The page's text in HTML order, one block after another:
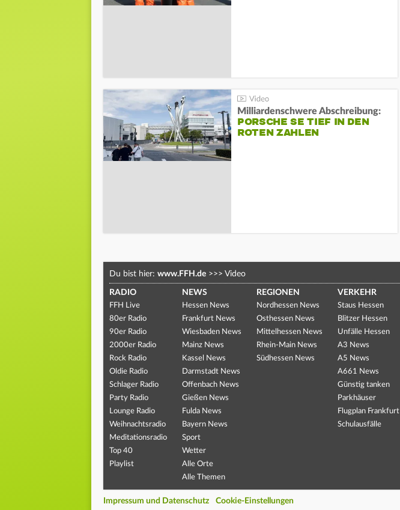
Milliardenschwere Abschreibung:
PORSCHE SE TIEF IN DEN
ROTEN ZAHLEN
Du bist hier: www.FFH.de >>> Video
RADIO
FFH Live
80er Radio
90er Radio
2000er Radio
Rock Radio
Oldie Radio
Schlager Radio
Party Radio
Lounge Radio
Weihnachtsradio
Meditationsradio
Top 40
Playlist
NEWS
Hessen News
Frankfurt News
Wiesbaden News
Mainz News
Kassel News
Darmstadt News
Offenbach News
Gießen News
Fulda News
Bayern News
Sport
Wetter
Alle Orte
Alle Themen
REGIONEN
Nordhessen News
Osthessen News
Mittelhessen News
Rhein-Main News
Südhessen News
VERKEHR
Staus Hessen
Blitzer Hessen
Unfälle Hessen
A3 News
A5 News
A661 News
Günstig tanken
Parkhäuser
Flugplan Frankfurt
Schulausfälle
Impressum und Datenschutz Cookie-Einstellungen